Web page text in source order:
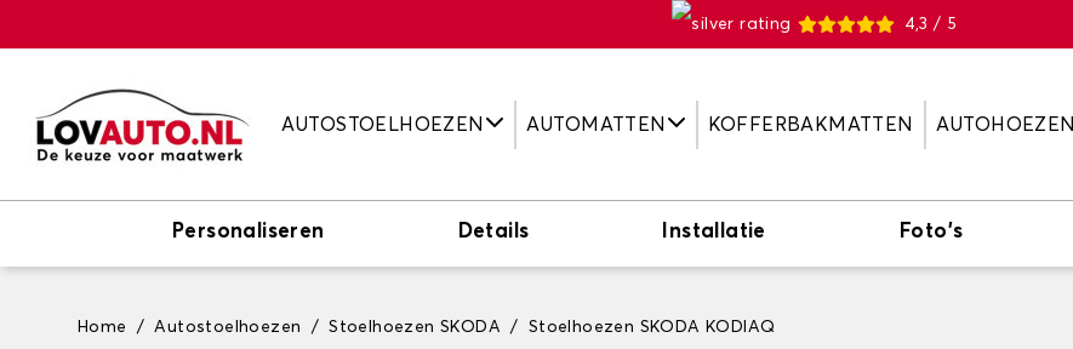
4,3 / 5
AUTOSTOELHOEZEN AUTOMATTEN KOFFERBAKMATTEN AUTOHOEZEN
Personaliseren Details Installatie Foto's
Home Autostoelhoezen Stoelhoezen SKODA Stoelhoezen SKODA KODIAQ